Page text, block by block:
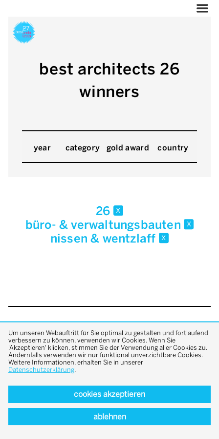
best architects 26
winners
year category gold award country
26 x
büro- & verwaltungsbauten x
nissen & wentzlaff x
back to top
Um unseren Webauftritt für Sie optimal zu gestalten und fortlaufend
verbessern zu können, verwenden wir Cookies. Wenn Sie
'Akzeptieren' klicken, stimmen Sie der Verwendung aller Cookies zu.
Andernfalls verwenden wir nur funktional unverzichtbare Cookies.
Weitere Informationen, erhalten Sie in unserer
Datenschutzerklärung.
cookies akzeptieren
ablehnen